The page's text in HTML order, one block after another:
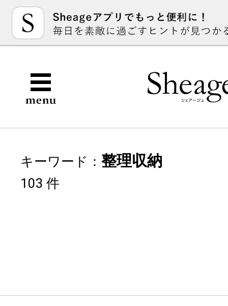
キーワード： 整理収納
103 件